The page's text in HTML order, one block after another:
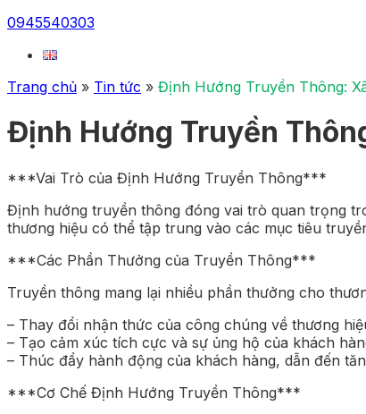
0945540303
Trang chủ » Tin tức » Định Hướng Truyền Thông:
Định Hướng Truyền
***Vai Trò của Định Hướng Truyền Thông***
Định hướng truyền thông đóng vai trò quan trọng
thương hiệu có thể tập trung vào các mục tiêu
***Các Phần Thưởng của Truyền Thông***
Truyền thông mang lại nhiều phần thưởng cho
– Thay đổi nhận thức của công chúng về thương
– Tạo cảm xúc tích cực và sự ủng hộ của khách
– Thúc đẩy hành động của khách hàng, dẫn đến
***Cơ Chế Định Hướng Truyền Thông***